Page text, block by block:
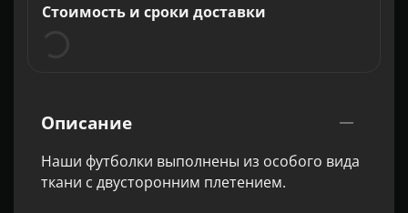
Стоимость и сроки доставки
Описание
Наши футболки выполнены из особого вида
ткани с двусторонним плетением.